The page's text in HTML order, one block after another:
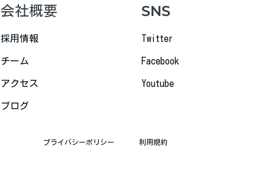
会社概要
採用情報
チーム
アクセス
ブログ
SNS
Twitter
Facebook
Youtube
プライバシーポリシー 利用規約